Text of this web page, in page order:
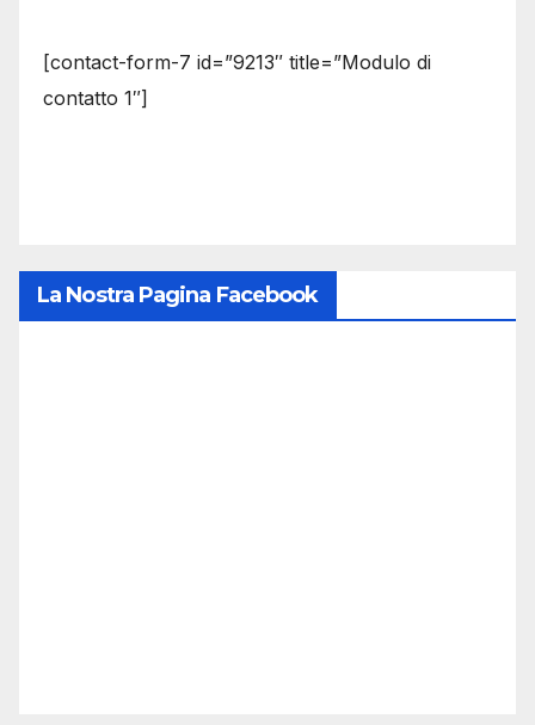
[contact-form-7 id=”9213″ title=”Modulo di
contatto 1″]
La Nostra Pagina Facebook